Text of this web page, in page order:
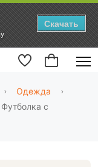
Скачать
Одежда
Футболка с